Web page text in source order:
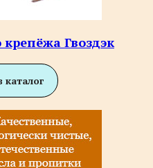
Гвоздэк
каталог